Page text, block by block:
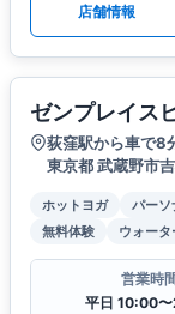
店舗情報
ゼンプレイス
荻窪駅から車で8
東京都 武蔵野市
ホットヨガ パーソ
無料体験
ウォー
営業時
平日 10:00